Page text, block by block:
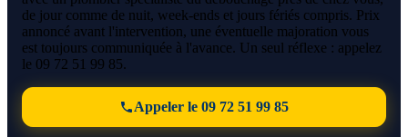
de jour comme de nuit, week-ends et jours fériés compris. Prix
annoncé avant l'intervention, une éventuelle majoration vous
est toujours communiquée à l'avance. Un seul réflexe : appelez
le 09 72 51 99 85.
Appeler le 09 72 51 99 85